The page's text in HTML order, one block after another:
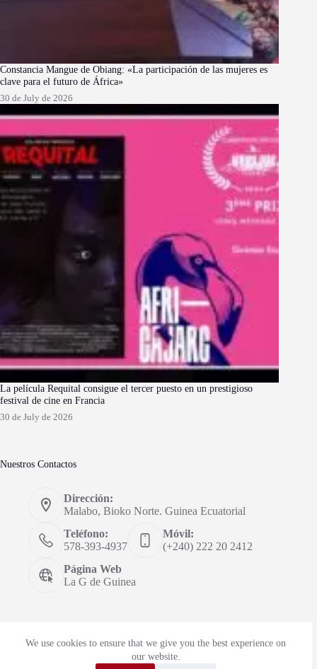
We use cookies to ensure that we give you the best experience on
our website.
Constancia Mangue de Obiang: «La participación de las mujeres es
clave para el futuro de África»
30 de July de 2026
La película Requital consigue el tercer puesto en un prestigioso
festival de cine en Francia
30 de July de 2026
Nuestros Contactos
Dirección:
Malabo, Bioko Norte. Guinea Ecuatorial
Teléfono:
578-393-4937
Móvil:
(+240) 222 20 2412
Página Web
La G de Guinea
Visitas: 84720